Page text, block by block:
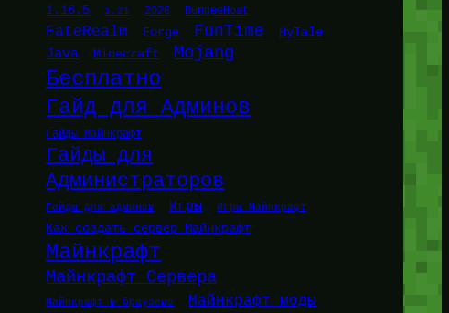
1.16.5 1.21 2026 BungeeHost
FateRealm Forge FunTime HyTale
Java Minecraft Mojang
Бесплатно
Гайд для Админов
Гайды Майнкрафт
Гайды для
Администраторов
Гайды для админов Игры Игры Майнкрафт
Как создать сервер Майнкрафт
Майнкрафт
Майнкрафт Сервера
Майнкрафт в браузере Майнкрафт моды